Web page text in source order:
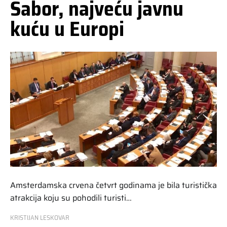
Sabor, najveću javnu
kuću u Europi
Amsterdamska crvena četvrt godinama je bila turistička
atrakcija koju su pohodili turisti…
KRISTIJAN LESKOVAR